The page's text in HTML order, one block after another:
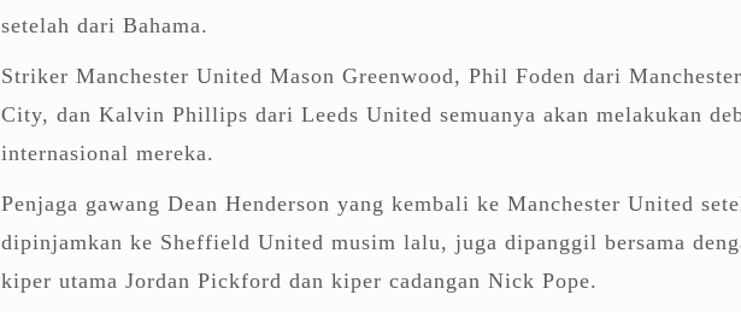
setelah dari Bahama.
Striker Manchester United Mason Greenwood, Phil Foden dari Manchester
City, dan Kalvin Phillips dari Leeds United semuanya akan melakukan
internasional mereka.
Penjaga gawang Dean Henderson yang kembali ke Manchester United
dipinjamkan ke Sheffield United musim lalu, juga dipanggil bersama
kiper utama Jordan Pickford dan kiper cadangan Nick Pope.